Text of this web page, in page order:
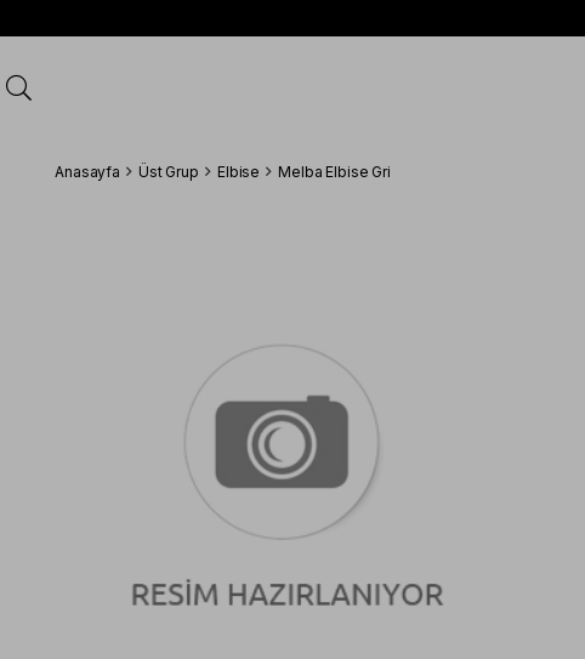
Anasayfa Üst Grup Elbise Melba Elbise Gri